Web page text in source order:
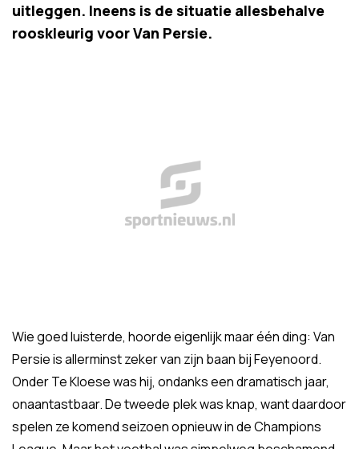
uitleggen. Ineens is de situatie allesbehalve
rooskleurig voor Van Persie.
Wie goed luisterde, hoorde eigenlijk maar één ding: Van
Persie is allerminst zeker van zijn baan bij Feyenoord.
Onder Te Kloese was hij, ondanks een dramatisch jaar,
onaantastbaar. De tweede plek was knap, want daardoor
spelen ze komend seizoen opnieuw in de Champions